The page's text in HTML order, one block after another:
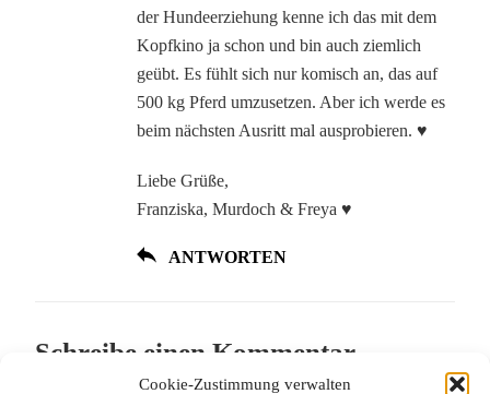
Cookie-Zustimmung verwalten
der Hundeerziehung kenne ich das mit dem
Kopfkino ja schon und bin auch ziemlich
geübt. Es fühlt sich nur komisch an, das auf
500 kg Pferd umzusetzen. Aber ich werde es
beim nächsten Ausritt mal ausprobieren. ♥
Liebe Grüße,
Franziska, Murdoch & Freya ♥
ANTWORTEN
Schreibe einen Kommentar